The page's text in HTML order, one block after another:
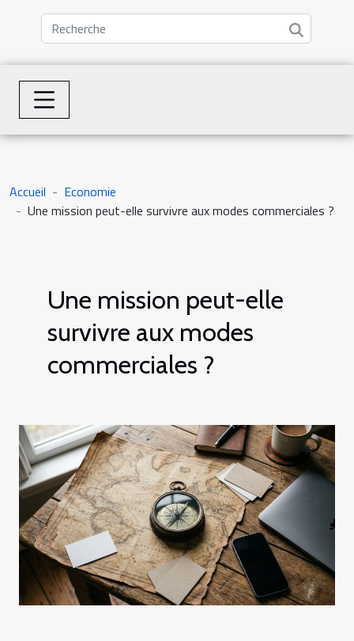
Accueil
Economie
Une mission peut-elle survivre aux modes commerciales ?
Une mission peut-elle
survivre aux modes
commerciales ?